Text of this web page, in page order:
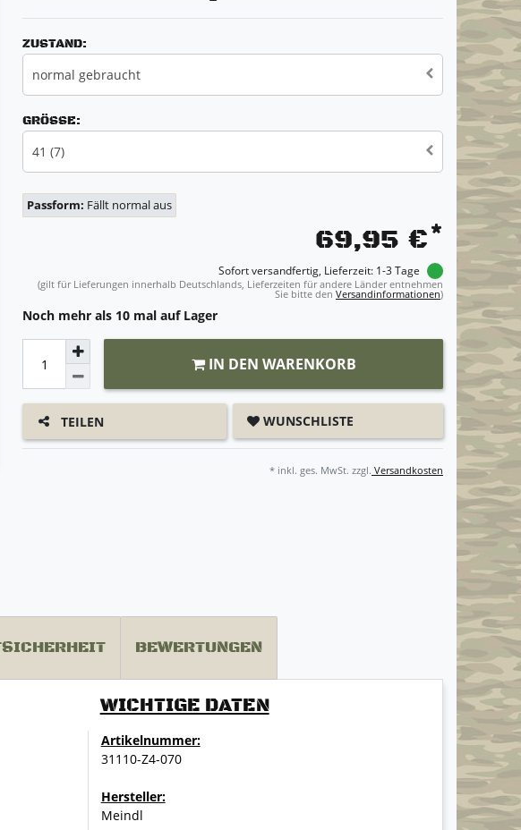
ZUSTAND:
normal gebraucht
GRÖSSE:
41 (7)
Passform: Fällt normal aus
69,95 €*
Sofort versandfertig, Lieferzeit: 1-3 Tage
(gilt für Lieferungen innerhalb Deutschlands, Lieferzeiten für andere Länder entnehmen
Sie bitte den Versandinformationen)
Noch mehr als 10 mal auf Lager
IN DEN WARENKORB
TEILEN WUNSCHLISTE
* inkl. ges. MwSt. zzgl. Versandkosten
BEWERTUNGEN
WICHTIGE DATEN
Artikelnummer:
31110-Z4-070
Hersteller:
Meindl